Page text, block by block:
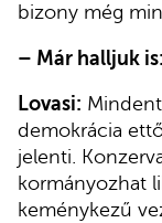
bizony még
– Már halljuk
Lovasi:
demokrácia
jelenti.
kormányozhat
keménykezű